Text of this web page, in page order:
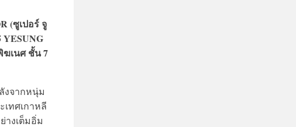
(ซูเปอร์ จู
YESUNG
ฆเนศ ชั้น 7
งจากหนุ่ม
เทศเกาหลี
างเต็มอิ่ม